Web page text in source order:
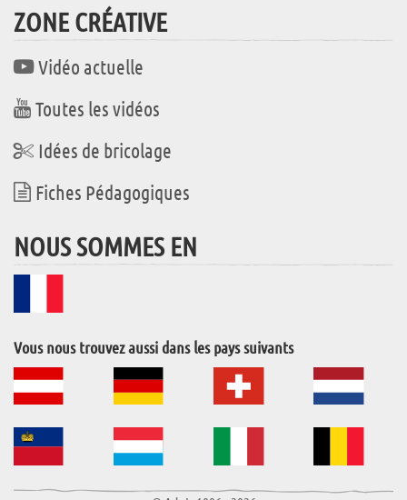
ZONE CRÉATIVE
Vidéo actuelle
Toutes les vidéos
Idées de bricolage
Fiches Pédagogiques
NOUS SOMMES EN
Vous nous trouvez aussi dans les pays suivants